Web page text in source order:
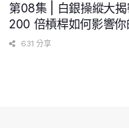
第08集 | 白銀操縱大
200 倍槓桿如何影響你
631 分享